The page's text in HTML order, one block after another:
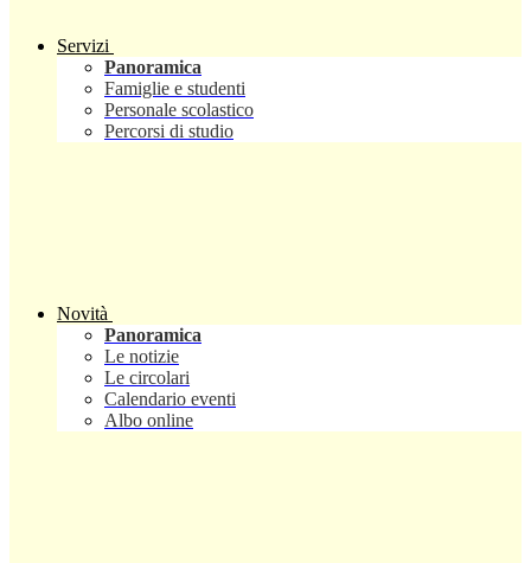
Servizi
Panoramica
Famiglie e studenti
Personale scolastico
Percorsi di studio
Novità
Panoramica
Le notizie
Le circolari
Calendario eventi
Albo online